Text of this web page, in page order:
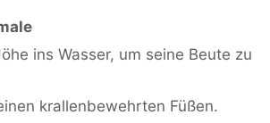
ins Wasser, um seine Beute zu
krallenbewehrten Füßen.